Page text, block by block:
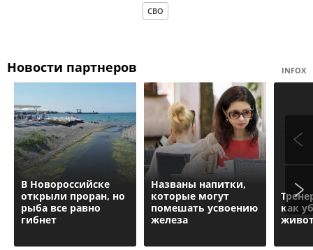
СВО
Новости партнеров INFOX
В Новороссийске
открыли проран, но
рыба все равно
гибнет
Названы напитки,
которые могут
помешать усвоению
железа
как